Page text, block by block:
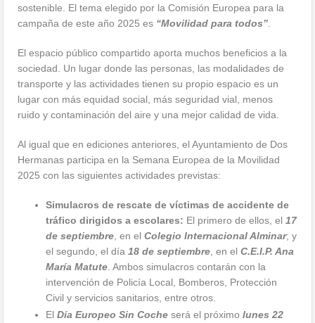
sostenible. El tema elegido por la Comisión Europea para la
campaña de este año 2025 es “Movilidad para todos”
El espacio público compartido aporta muchos beneficios a la
sociedad. Un lugar donde las personas, las modalidades de
transporte y las actividades tienen su propio espacio es un
lugar con más equidad social, más seguridad vial, menos
ruido y contaminación del aire y una mejor calidad de vida.
Al igual que en ediciones anteriores, el Ayuntamiento de Dos
Hermanas participa en la Semana Europea de la Movilidad
2025 con las siguientes actividades previstas:
Simulacros de rescate de víctimas de accidente de
tráfico dirigidos a escolares: El primero de ellos, el17
de septiembre , en elColegio Internacional Alminar; y
el segundo, el día18 de septiembre , en elC.E.I.P. Ana
María Matute . Ambos simulacros contarán con la
intervención de Policía Local, Bomberos, Protección
Civil y servicios sanitarios, entre otros.
ElDía Europeo Sin Coche será el próximolunes 22